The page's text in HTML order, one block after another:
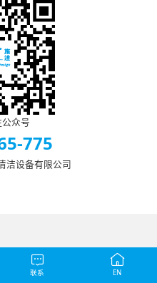
众号
775
洁设备有限公司
联系 EN